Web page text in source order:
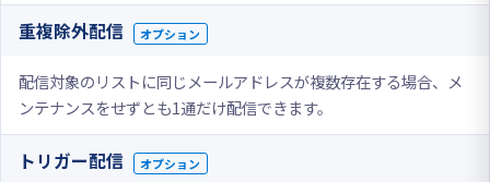
重複除外配信 オプション
配信対象のリストに同じメールアドレスが複数存在する場合、メ
ンテナンスをせずとも1通だけ配信できます。
トリガー配信 オプション